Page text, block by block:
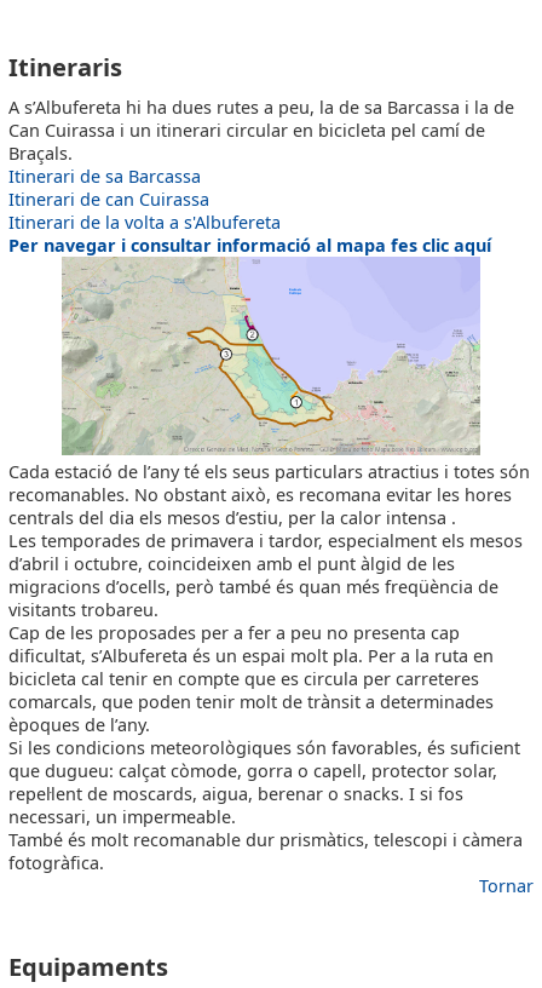
Itineraris
A s’Albufereta hi ha dues rutes a peu, la de sa Barcassa i la de
Can Cuirassa i un itinerari circular en bicicleta pel camí de
Braçals.
Itinerari de sa Barcassa
Itinerari de can Cuirassa
Itinerari de la volta a s'Albufereta
Per navegar i consultar informació al mapa fes clic aquí
Cada estació de l’any té els seus particulars atractius i totes són
recomanables. No obstant això, es recomana evitar les hores
centrals del dia els mesos d’estiu, per la calor intensa .
Les temporades de primavera i tardor, especialment els mesos
d’abril i octubre, coincideixen amb el punt àlgid de les
migracions d’ocells, però també és quan més freqüència de
visitants trobareu.
Cap de les proposades per a fer a peu no presenta cap
dificultat, s’Albufereta és un espai molt pla. Per a la ruta en
bicicleta cal tenir en compte que es circula per carreteres
comarcals, que poden tenir molt de trànsit a determinades
èpoques de l’any.
Si les condicions meteorològiques són favorables, és suficient
que dugueu: calçat còmode, gorra o capell, protector solar,
repel·lent de moscards, aigua, berenar o snacks. I si fos
necessari, un impermeable.
També és molt recomanable dur prismàtics, telescopi i càmera
fotogràfica.
Tornar
Equipaments